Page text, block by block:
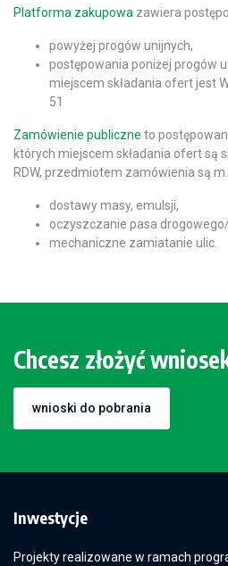
Platforma zakupowa zawiera
powyżej progów unijnych,
postępowania poniżej progów
miejscem składania ofert jest
51
Zamówienie publiczne to
których miejscem składania ofert są
RDW, przedmiotem zamówienia są
dostawy masy, emulsji,
oczyszczanie pasa
mechaniczne zamiatanie ulic.
Chcesz złożyć
wnioski do pobrania
Inwestycje
Projekty realizowane w ramach